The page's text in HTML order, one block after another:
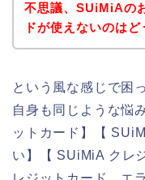
不思議、SUiMiAの
ドが使えないのは
という風な感じで困
自身も同じような悩
ットカード】【
い】【 SUiMiA クレ